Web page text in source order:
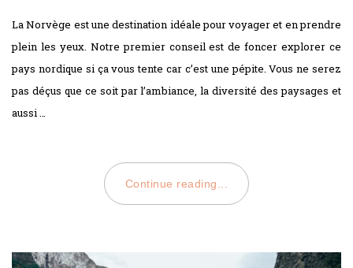
La Norvège est une destination idéale pour voyager et en prendre
plein les yeux. Notre premier conseil est de foncer explorer ce
pays nordique si ça vous tente car c’est une pépite. Vous ne serez
pas déçus que ce soit par l’ambiance, la diversité des paysages et
aussi …
Continue reading...